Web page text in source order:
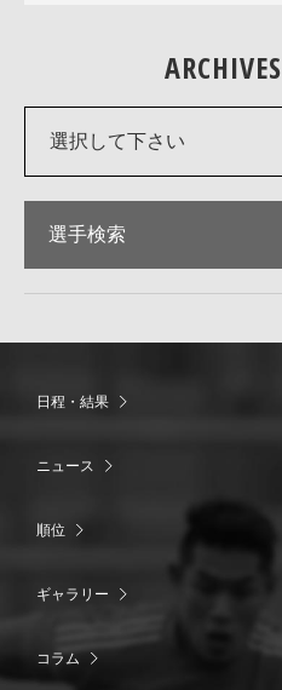
ARCHIVES
選択して下さい
選手検索
日程・結果
ニュース
順位
ギャラリー
コラム